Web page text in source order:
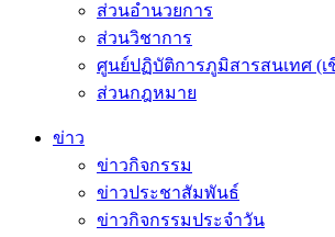
ส่วนอำนวยการ
ส่วนวิชาการ
ศูนย์ปฏิบัติการภูมิสารสนเทศ (เ
ส่วนกฎหมาย
ข่าว
ข่าวกิจกรรม
ข่าวประชาสัมพันธ์
ข่าวกิจกรรมประจำวัน